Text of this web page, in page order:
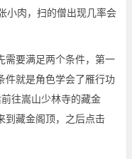
小肉，扫的僧出现几率会
需要满足两个条件，第一
件就是角色学会了雁行功
往嵩山少林寺的藏金
到藏金阁顶，之后点击